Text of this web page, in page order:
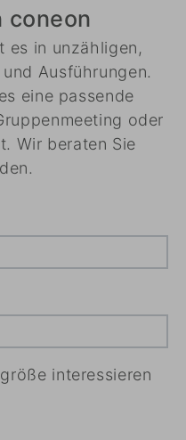
coneon
es in unzähligen,
Ausführungen.
eine passende
oder
Wir beraten Sie
interessieren